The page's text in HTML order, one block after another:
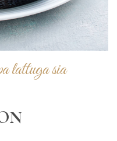
lattuga sia